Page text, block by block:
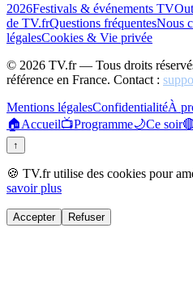
2026Festivals & événements TV
de TV.frQuestions fréquentesNous
légalesCookies & Vie privée
© 2026 TV.fr — Tous droits
référence en France. Contact :
Mentions légalesConfidentialitéÀ
🏠Accueil📺Programme🌙Ce soir
↑
🍪 TV.fr utilise des cookies pour
savoir plus
Accepter Refuser